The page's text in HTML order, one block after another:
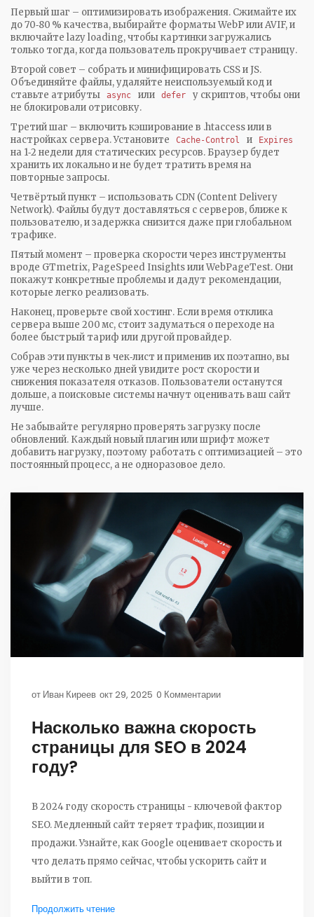
Первый шаг – оптимизировать изображения. Сжимайте их
до 70‑80 % качества, выбирайте форматы WebP или AVIF, и
включайте lazy loading, чтобы картинки загружались
только тогда, когда пользователь прокручивает страницу.
Второй совет – собрать и минифицировать CSS и JS.
Объединяйте файлы, удаляйте неиспользуемый код и
ставьте атрибуты
async или defer
у скриптов, чтобы они
не блокировали отрисовку.
Третий шаг – включить кэширование в .htaccess или в
настройках сервера. Установите
Cache-Control и Expires
на 1‑2 недели для статических ресурсов. Браузер будет
хранить их локально и не будет тратить время на
повторные запросы.
Четвёртый пункт – использовать CDN (Content Delivery
Network). Файлы будут доставляться с серверов, ближе к
пользователю, и задержка снизится даже при глобальном
трафике.
Пятый момент – проверка скорости через инструменты
вроде GTmetrix, PageSpeed Insights или WebPageTest. Они
покажут конкретные проблемы и дадут рекомендации,
которые легко реализовать.
Наконец, проверьте свой хостинг. Если время отклика
сервера выше 200 мс, стоит задуматься о переходе на
более быстрый тариф или другой провайдер.
Собрав эти пункты в чек‑лист и применив их поэтапно, вы
уже через несколько дней увидите рост скорости и
снижения показателя отказов. Пользователи останутся
дольше, а поисковые системы начнут оценивать ваш сайт
лучше.
Не забывайте регулярно проверять загрузку после
обновлений. Каждый новый плагин или шрифт может
добавить нагрузку, поэтому работать с оптимизацией – это
постоянный процесс, а не одноразовое дело.
от Иван Киреев окт 29, 2025 0 Комментарии
Насколько важна скорость
страницы для SEO в 2024
году?
В 2024 году скорость страницы - ключевой фактор
SEO. Медленный сайт теряет трафик, позиции и
продажи. Узнайте, как Google оценивает скорость и
что делать прямо сейчас, чтобы ускорить сайт и
выйти в топ.
Продолжить чтение